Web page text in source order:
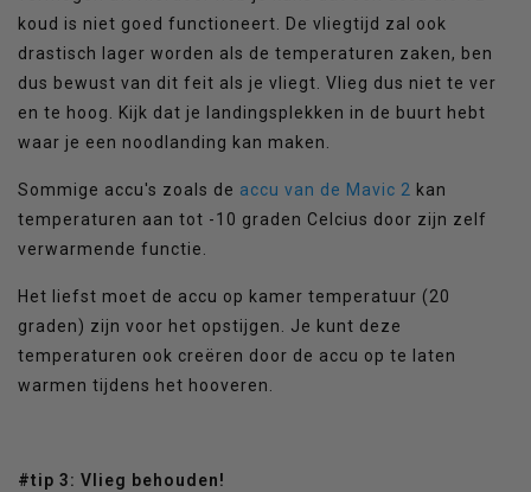
koud is niet goed functioneert. De vliegtijd zal ook
drastisch lager worden als de temperaturen zaken, ben
dus bewust van dit feit als je vliegt. Vlieg dus niet te ver
en te hoog. Kijk dat je landingsplekken in de buurt hebt
waar je een noodlanding kan maken.
Sommige accu's zoals de accu van de Mavic 2 kan
temperaturen aan tot -10 graden Celcius door zijn zelf
verwarmende functie.
Het liefst moet de accu op kamer temperatuur (20
graden) zijn voor het opstijgen. Je kunt deze
temperaturen ook creëren door de accu op te laten
warmen tijdens het hooveren.
#tip 3: Vlieg behouden!